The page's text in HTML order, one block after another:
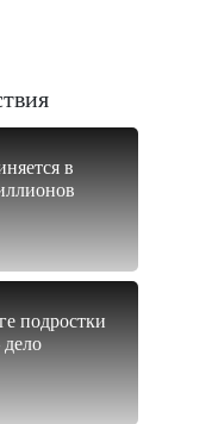
в
подростки